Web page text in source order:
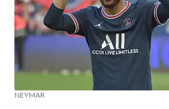
NEYMAR